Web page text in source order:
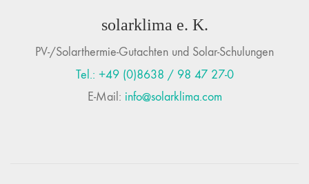
solarklima e. K.
PV-/Solarthermie-Gutachten und Solar-Schulungen
Tel.: +49 (0)8638 / 98 47 27-0
E-Mail: info@solarklima.com